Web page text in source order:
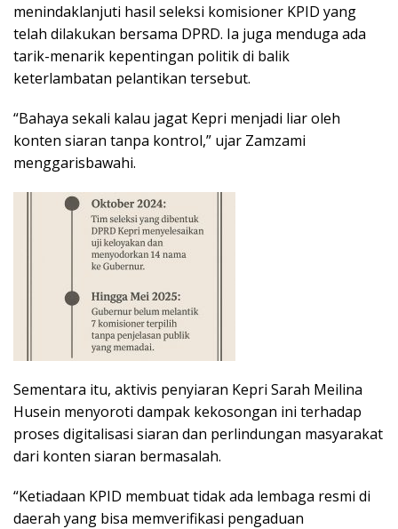
menindaklanjuti hasil seleksi komisioner KPID yang
telah dilakukan bersama DPRD. Ia juga menduga ada
tarik-menarik kepentingan politik di balik
keterlambatan pelantikan tersebut.
“Bahaya sekali kalau jagat Kepri menjadi liar oleh
konten siaran tanpa kontrol,” ujar Zamzami
menggarisbawahi.
Sementara itu, aktivis penyiaran Kepri Sarah Meilina
Husein menyoroti dampak kekosongan ini terhadap
proses digitalisasi siaran dan perlindungan masyarakat
dari konten siaran bermasalah.
“Ketiadaan KPID membuat tidak ada lembaga resmi di
daerah yang bisa memverifikasi pengaduan